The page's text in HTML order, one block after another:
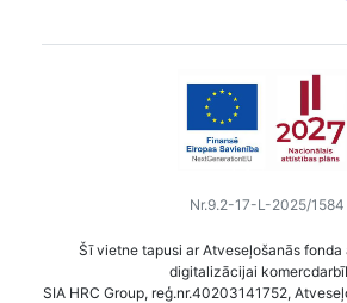
Nr.9.2-17-L-2025/1584
Šī vietne tapusi ar Atveseļošanās fonda
digitalizācijai
SIA HRC Group, reģ.nr.40203141752,